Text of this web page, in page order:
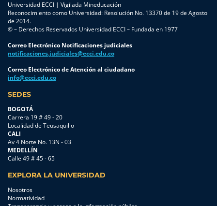
Universidad ECCI | Vigilada Mineducación
Reconocimiento como Universidad: Resolución No. 13370 de 19 de Agosto
de 2014.
© – Derechos Reservados Universidad ECCI – Fundada en 1977
Correo Electrónico Notificaciones judiciales
notificaciones.judiciales@ecci.edu.co
Correo Electrónico de Atención al ciudadano
info@ecci.edu.co
SEDES
BOGOTÁ
Carrera 19 # 49 - 20
Localidad de Teusaquillo
CALI
Av 4 Norte No. 13N - 03
MEDELLÍN
Calle 49 # 45 - 65
EXPLORA LA UNIVERSIDAD
Nosotros
Normatividad